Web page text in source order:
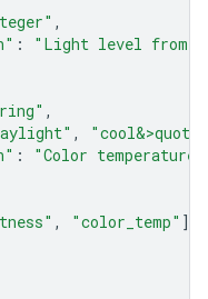
,
:
"Light level from
,
, "cool&>quot;
: "Color temperature"
, "color_temp" ],